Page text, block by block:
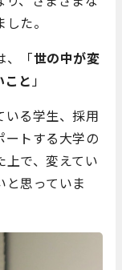
た。
、「世の中が変
と」
いる学生、採用
ートする大学の
で、変えてい
と思っていま